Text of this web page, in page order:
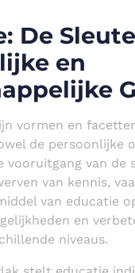
De
en
vormen en
de persoonlijke
vooruitgang van de
van kennis,
van educatie
en
niveaus.